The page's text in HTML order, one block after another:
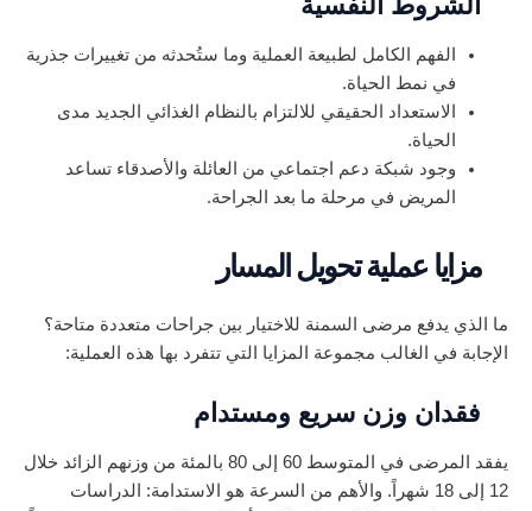
الفهم الكامل لطبيعة العملية وما ستُحدثه من تغييرات جذرية
في نمط الحياة.
الاستعداد الحقيقي للالتزام بالنظام الغذائي الجديد مدى
الحياة.
وجود شبكة دعم اجتماعي من العائلة والأصدقاء تساعد
المريض في مرحلة ما بعد الجراحة.
مزايا عملية تحويل المسار
ما الذي يدفع مرضى السمنة للاختيار بين جراحات متعددة متاحة؟
الإجابة في الغالب مجموعة المزايا التي تتفرد بها هذه العملية:
فقدان وزن سريع ومستدام
يفقد المرضى في المتوسط 60 إلى 80 بالمئة من وزنهم الزائد خلال
12 إلى 18 شهراً. والأهم من السرعة هو الاستدامة: الدراسات